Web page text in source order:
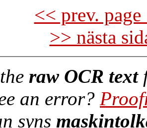
<< prev.
>> nästa
raw OCR text
an error?
syns